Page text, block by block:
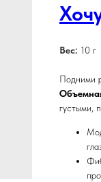
Вес: 10 г
Подними
густыми,